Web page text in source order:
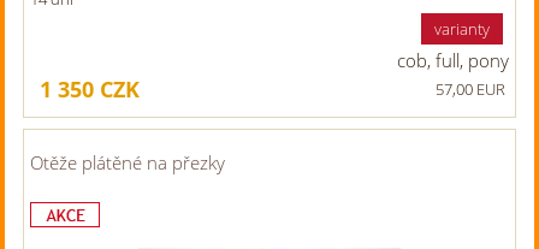
varianty
cob, full, pony
1 350 CZK 57,00 EUR
Otěže plátěné na přezky